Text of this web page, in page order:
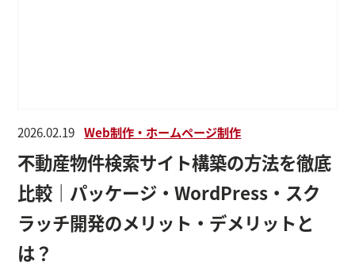
2026.02.19 Web制作・ホームページ制作
不動産物件検索サイト構築の方法を徹底
比較｜パッケージ・WordPress・スク
ラッチ開発のメリット・デメリットと
は？